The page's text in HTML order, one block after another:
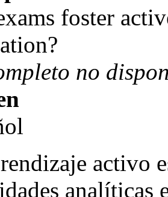
foster
no
activo
analíticas